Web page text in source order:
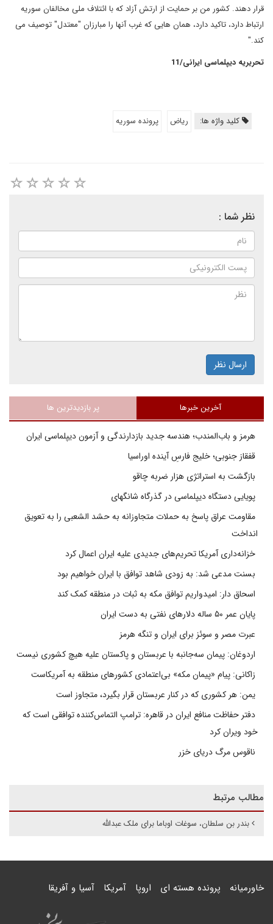
قرار دهند. کشور من بر حمایت از ارتش آزاد که با ائتلاف ملی مخالفان سوریه
ارتباط دارد، تاکید دارد، همان هایی که غرب آنها را مبارزان "معتدل" توصیف می
کند."
تحریریه دیپلماسی ایرانی/11
کلید واژه ها: ریاض پرونده سوریه
نظر شما :
ارسال نظر
آخرین خبرها پر بازدیدترین ها
هرمز و باب‌المندب؛ هندسه جدید بازدارندگی و آزمون دیپلماسی ایران
قفقاز جنوبی؛ خلیج فارسِ آینده اوراسیا
بازگشت به استراتژی هزار ضربه چاقو
پویایی دستگاه دیپلماسی در گذرگاه شانگهای
مقاومت عراق پاسخ به حملات متجاوزانه به حشد الشعبی را به تعویق
انداخت
خزانه‌داری آمریکا تحریم‌های جدیدی علیه ایران اعمال کرد
بسنت مدعی شد: به زودی شاهد توافق با ایران خواهیم بود
اسحاق دار: امیدواریم توافق مکه به ثبات در منطقه کمک کند
پایان عمر ۵۰ ساله دلارهای نفتی به دست ایران
عبرت مصر و سوئز برای ایران و تنگه هرمز
اردوغان: پیمان سه‌جانبه با عربستان و پاکستان علیه هیچ کشوری نیست
زاکانی: پیام «پیمان مکه» بی‌اعتمادی کشورهای منطقه به آمریکاست
یمن: هر کشوری که در کنار عربستان قرار بگیرد، متجاوز است
دفتر حفاظت منافع ایران در قاهره: ترامپ التماس‌کننده توافقی است که
خود ویران کرد
ناقوس مرگ دریای خزر
مطالب مرتبط
بندر بن سلطان، سوغات اوباما برای ملک عبدالله
خاورمیانه پرونده هسته ای اروپا آمریکا آسیا و آفریقا